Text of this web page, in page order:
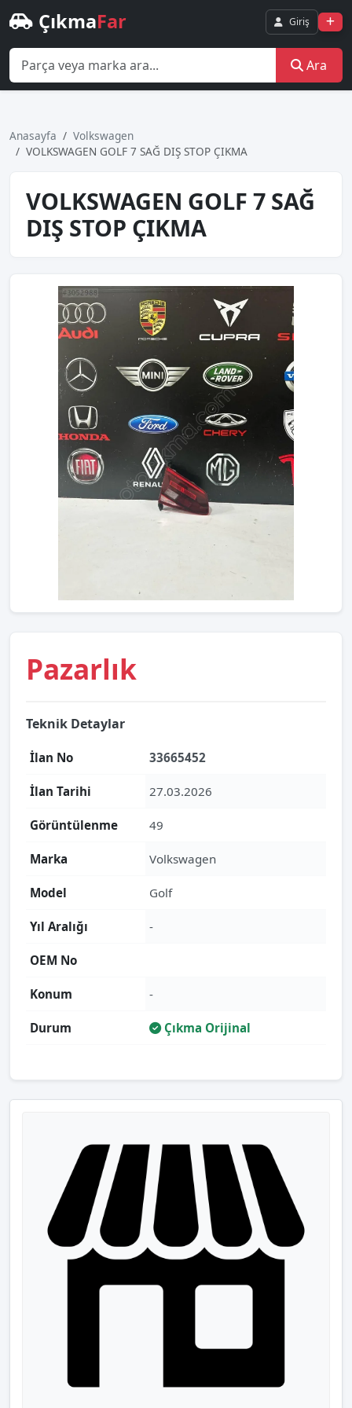
ÇıkmaFar Giriş
Ara
Anasayfa
Volkswagen
VOLKSWAGEN GOLF 7 SAĞ DIŞ STOP ÇIKMA
VOLKSWAGEN GOLF 7 SAĞ
DIŞ STOP ÇIKMA
Pazarlık
Teknik Detaylar
İlan No 33665452
İlan Tarihi 27.03.2026
Görüntülenme 49
Marka Volkswagen
Model Golf
Yıl Aralığı -
OEM No
Konum -
Durum Çıkma Orijinal